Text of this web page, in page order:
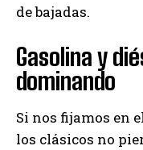
de bajadas.
Gasolina y
dominando
Si nos fijamos en
los clásicos no